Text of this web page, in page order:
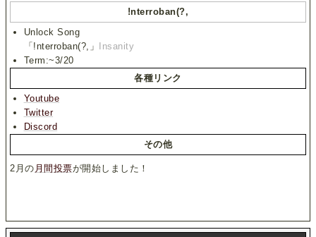
!nterroban(?,
Unlock Song
「!nterroban(?,」 Insanity
Term:~3/20
各種リンク
Youtube
Twitter
Discord
その他
2月の 月間投票が開始しました！